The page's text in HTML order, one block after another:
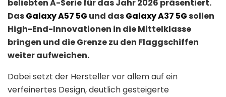
beliebten A-Serie für das Jahr 2026 präsentiert.
DasGalaxy A57 5G und dasGalaxy A37 5Gsollen
High-End-Innovationen in die Mittelklasse
bringen und die Grenze zu den Flaggschiffen
weiter aufweichen.
Dabei setzt der Hersteller vor allem auf ein
verfeinertes Design, deutlich gesteigerte